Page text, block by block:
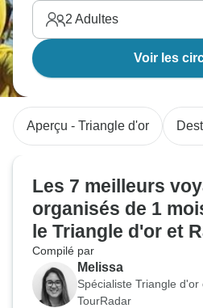
2 Adultes
Voir les
Aperçu - Triangle d'or
Les 7 meilleurs
organisés de 1
le Triangle d'or et
Compilé par
Melissa
Spécialiste Triangle
TourRadar